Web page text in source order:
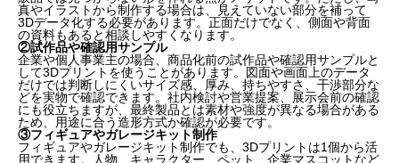
真やイラストから制作する場合は、見えていない部分を補って
3Dデータ化する必要があります。正面だけでなく、側面や背面
の資料もあると相談しやすくなります。
②試作品や確認用サンプル
企業や個人事業主の場合、商品化前の試作品や確認用サンプルと
して3Dプリントを使うことがあります。図面や画面上のデータ
だけでは判断しにくいサイズ感、厚み、持ちやすさ、干渉部分な
どを実物で確認できます。社内検討や営業提案、展示会前の確認
にも役立ちますが、最終製品とは素材や強度が異なる場合がある
ため、用途に合う造形方式か確認が必要です。
③フィギュアやガレージキット制作
フィギュアやガレージキット制作でも、3Dプリントは1個から活
用できます。人物、キャラクター、ペット、企業マスコットなど
目次
【3Dプリントは1個から依頼できる？少量制作に向く
理由】
【3Dプリントを1個から依頼する主な用途】
①個人利用のオリジナル品や記念品